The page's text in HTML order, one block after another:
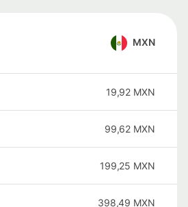
MXN
19,92 MXN
99,62 MXN
199,25 MXN
398,49 MXN